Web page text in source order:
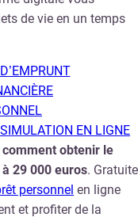
de vie en un temps
EN LIGNE
comment obtenir le
29 000 euros. Gratuite
personnel en ligne
et profiter de la